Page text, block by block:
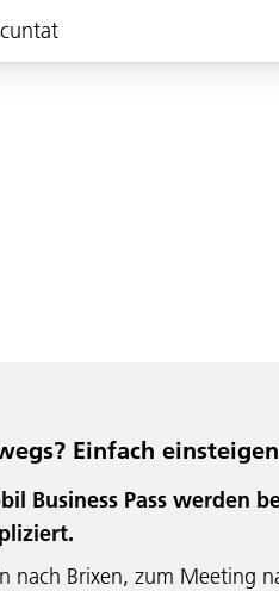
Einfach
Business Pass werden
nach Brixen, zum Meeting